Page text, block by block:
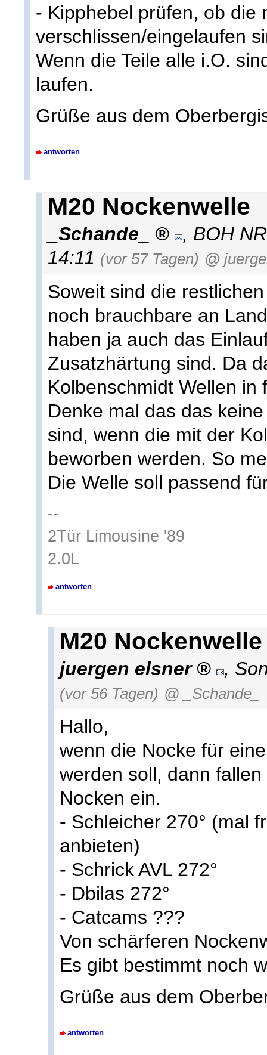
- Kipphebel prüfen, ob die
verschlissen/eingelaufen
Wenn die Teile alle i.O.
laufen.
Grüße aus dem
antworten
M20 Nockenwelle
_Schande_ , BOH
14:11 (vor 57 Tagen) @
Soweit sind die
noch brauchbare an
haben ja auch das
Zusatzhärtung sind. Da
Kolbenschmidt Wellen
Denke mal das das
sind, wenn die mit der
beworben werden. So
Die Welle soll passend
--
2Tür Limousine '89
2.0L
antworten
M20 Nockenwelle
juergen elsner ,
(vor 56 Tagen) @ _Schande_
Hallo,
wenn die Nocke für
werden soll, dann
Nocken ein.
- Schleicher 270° (mal
anbieten)
- Schrick AVL 272°
- Dbilas 272°
- Catcams ???
Von schärferen
Es gibt bestimmt noch
Grüße aus dem
antworten